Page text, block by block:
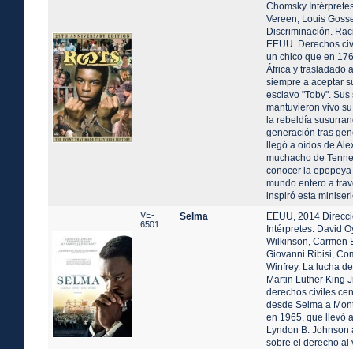
Chomsky
Vereen, Louis
Discriminación.
EEUU. Derechos
un chico que en
África y trasladado
siempre a aceptar
esclavo "Toby".
mantuvieron vivo
la rebeldía
generación tras
llegó a oídos de
muchacho de
conocer la
mundo entero a
inspiró esta
VE-
6501
Selma
EEUU, 2014
Intérpretes: David
Wilkinson, Carmen
Giovanni Ribisi,
Winfrey. La lucha
Martin Luther King
derechos civiles
desde Selma a
en 1965, que llevó
Lyndon B. Johnson
sobre el derecho al